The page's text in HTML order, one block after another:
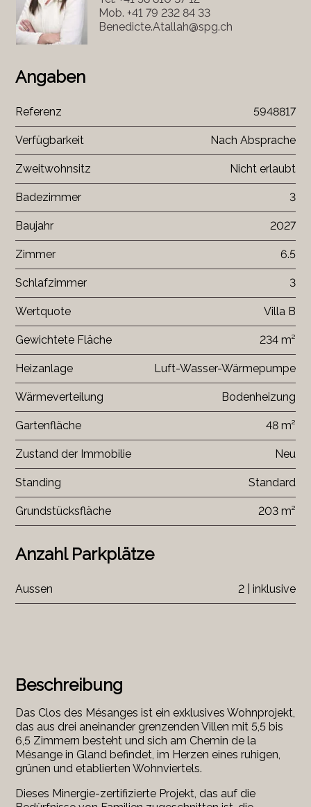
Beschreibung
Das Clos des Mésanges ist ein exklusives Wohnprojekt,
das aus drei aneinander grenzenden Villen mit 5,5 bis
6,5 Zimmern besteht und sich am Chemin de la
Mésange in Gland befindet, im Herzen eines ruhigen,
grünen und etablierten Wohnviertels.
Dieses Minergie-zertifizierte Projekt, das auf die
Mob. +41 79 232 84 33
Benedicte.Atallah@spg.ch
Angaben
Referenz 5948817
Verfügbarkeit Nach Absprache
Zweitwohnsitz Nicht erlaubt
Badezimmer 3
Baujahr 2027
Zimmer 6.5
Schlafzimmer 3
Wertquote Villa B
Gewichtete Fläche 234 m²
Heizanlage Luft-Wasser-Wärmepumpe
Wärmeverteilung Bodenheizung
Gartenfläche 48 m²
Zustand der Immobilie Neu
Standing Standard
Grundstücksfläche 203 m²
Anzahl Parkplätze
Aussen 2 | inklusive